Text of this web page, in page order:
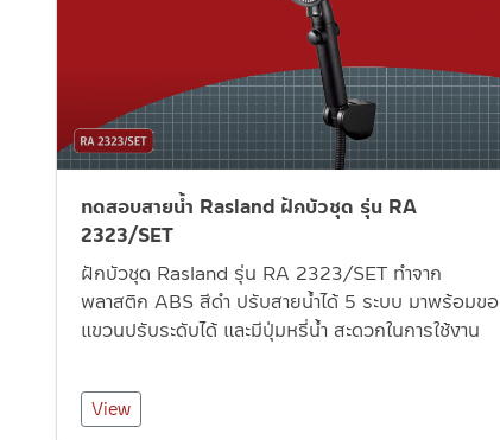
ทดสอบสายน้ำ Rasland ฝักบัวชุด รุ่น RA
2323/SET
ฝักบัวชุด Rasland รุ่น RA 2323/SET ทำจาก
พลาสติก ABS สีดำ ปรับสายน้ำได้ 5 ระบบ มาพร้อมขอ
แขวนปรับระดับได้ และมีปุ่มหรี่น้ำ สะดวกในการใช้งาน
View